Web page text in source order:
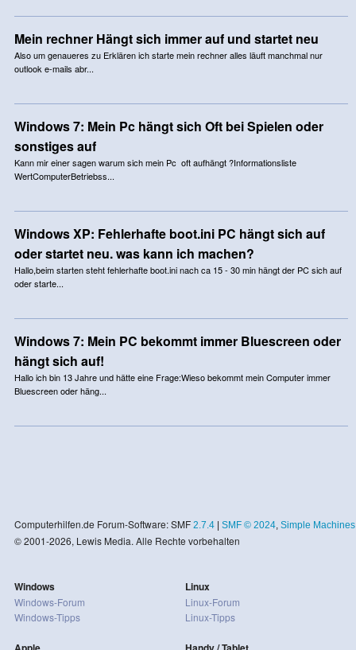
Mein rechner Hängt sich immer auf und startet neu
Also um genaueres zu Erklären ich starte mein rechner alles läuft manchmal nur
outlook e-mails abr...
Windows 7: Mein Pc hängt sich Oft bei Spielen oder
sonstiges auf
Kann mir einer sagen warum sich mein Pc oft aufhängt ?Informationsliste
WertComputerBetriebss...
Windows XP: Fehlerhafte boot.ini PC hängt sich auf
oder startet neu. was kann ich machen?
Hallo,beim starten steht fehlerhafte boot.ini nach ca 15 - 30 min hängt der PC sich auf
oder starte...
Windows 7: Mein PC bekommt immer Bluescreen oder
hängt sich auf!
Hallo ich bin 13 Jahre und hätte eine Frage:Wieso bekommt mein Computer immer
Bluescreen oder häng...
Computerhilfen.de Forum-Software: SMF 2.7.4| SMF © 2024, Simple Machines
© 2001-2026, Lewis Media. Alle Rechte vorbehalten
Windows
Windows-Forum
Windows-Tipps
Linux
Linux-Forum
Linux-Tipps